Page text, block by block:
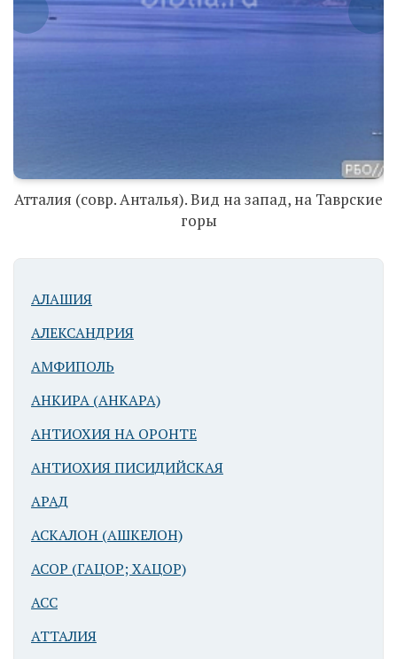
Анталья).
Ворота
Атталия (совр.
Ворота
Адриана
Атталия (совр.
Атталия (совр. Анталья). Вид на запад, на Таврские
горы
АЛАШИЯ
АЛЕКСАНДРИЯ
АМФИПОЛЬ
АНКИРА (АНКАРА)
АНТИОХИЯ НА ОРОНТЕ
АНТИОХИЯ ПИСИДИЙСКАЯ
АРАД
АСКАЛОН (АШКЕЛОН)
АСОР (ГАЦОР; ХАЦОР)
АСС
АТТАЛИЯ